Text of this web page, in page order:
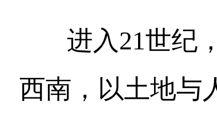
进入21世纪
西南，以土地与